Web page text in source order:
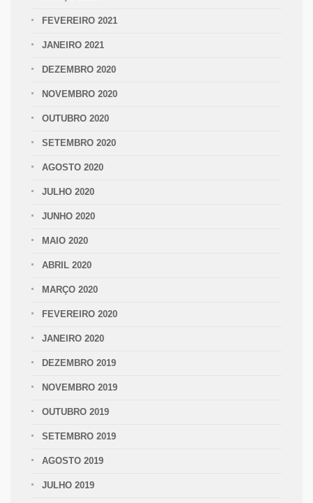
FEVEREIRO 2021
JANEIRO 2021
DEZEMBRO 2020
NOVEMBRO 2020
OUTUBRO 2020
SETEMBRO 2020
AGOSTO 2020
JULHO 2020
JUNHO 2020
MAIO 2020
ABRIL 2020
MARÇO 2020
FEVEREIRO 2020
JANEIRO 2020
DEZEMBRO 2019
NOVEMBRO 2019
OUTUBRO 2019
SETEMBRO 2019
AGOSTO 2019
JULHO 2019